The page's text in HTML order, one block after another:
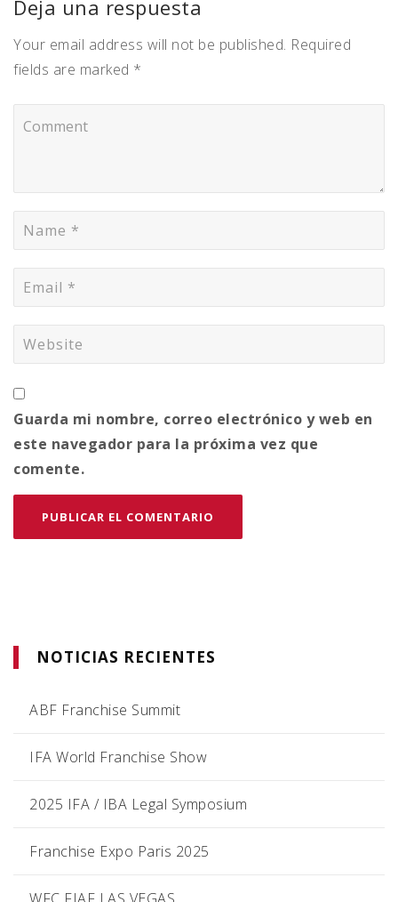
Deja una respuesta
Your email address will not be published. Required
fields are marked *
Guarda mi nombre, correo electrónico y web en
este navegador para la próxima vez que
comente.
NOTICIAS RECIENTES
ABF Franchise Summit
IFA World Franchise Show
2025 IFA / IBA Legal Symposium
Franchise Expo Paris 2025